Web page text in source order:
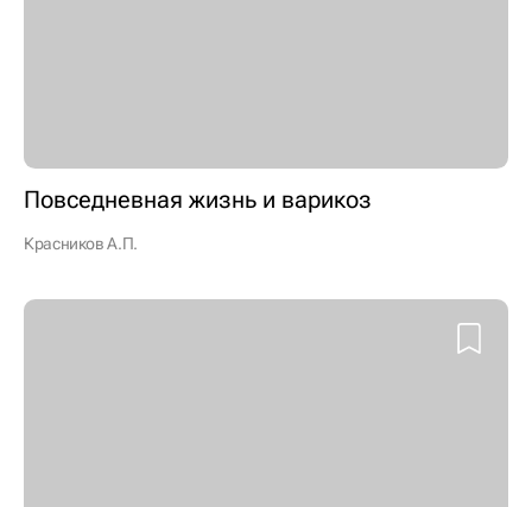
Повседневная жизнь и варикоз
Красников А.П.